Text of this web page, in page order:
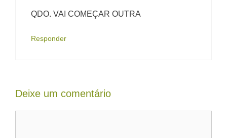
QDO. VAI COMEÇAR OUTRA
Responder
Deixe um comentário